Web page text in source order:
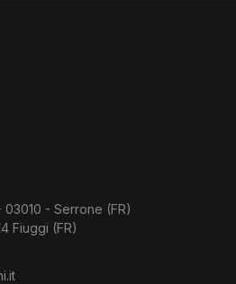
03010 - Serrone (FR)
Fiuggi (FR)